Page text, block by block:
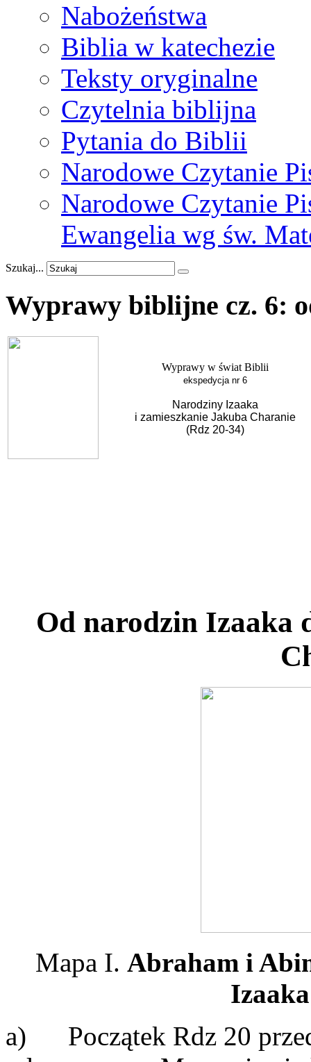
Nabożeństwa
Biblia w katechezie
Teksty oryginalne
Czytelnia biblijna
Pytania do Biblii
Narodowe Czytanie
Narodowe Czytanie
Ewangelia wg św.
Szukaj...
Wyprawy biblijne cz. 6:
Wyprawy w świat Biblii
ekspedycja nr 6
Narodziny Izaaka
i zamieszkanie Jakuba Charanie
(Rdz 20-34)
Od narodzin Izaaka
Mapa I. Abraham i
a) Początek Rdz 20